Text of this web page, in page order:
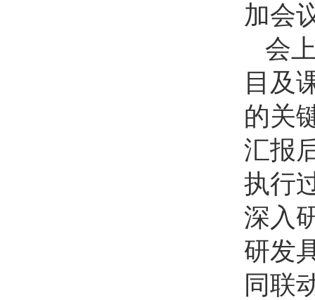
加会
会
目及
的关
汇报
执行
深入
研发
同联